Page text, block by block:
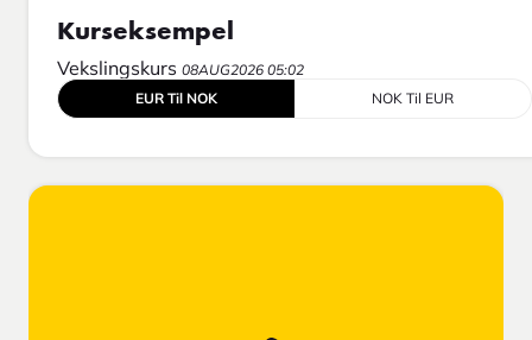
Kurseksempel
Vekslingskurs 08AUG2026 05:02
EUR Til NOK
NOK Til EUR